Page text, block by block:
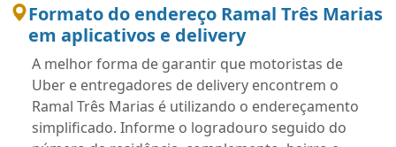
Formato do endereço Ramal Três Marias
em aplicativos e delivery
A melhor forma de garantir que motoristas de
Uber e entregadores de delivery encontrem o
Ramal Três Marias é utilizando o endereçamento
simplificado. Informe o logradouro seguido do